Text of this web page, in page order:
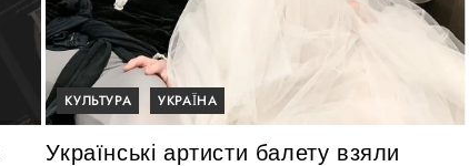
КУЛЬТУРА УКРАЇНА
Українські артисти балету взяли